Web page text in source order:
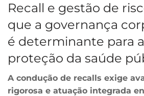
Recall e gestão de
que a governança
é determinante para a
proteção da saúde
A condução de recalls exige
rigorosa e atuação integrada